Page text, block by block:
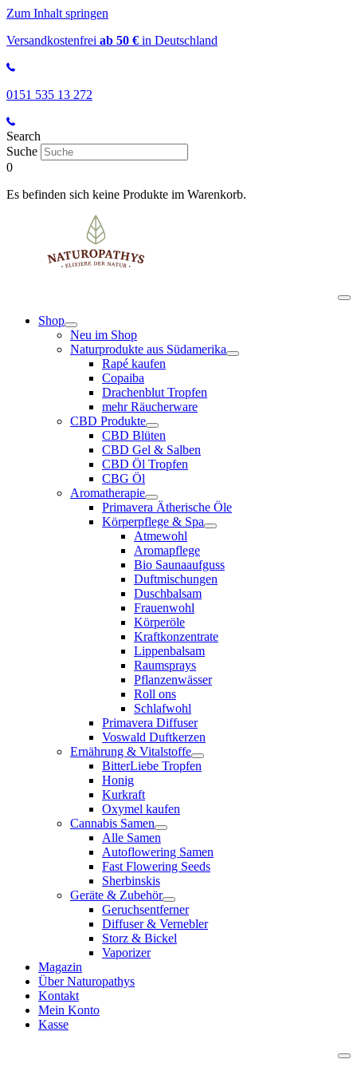
Zum Inhalt springen
Versandkostenfrei ab 50 € in Deutschland
0151 535 13 272
Search
Suche
0
Es befinden sich keine Produkte im Warenkorb.
Shop
Neu im Shop
Naturprodukte aus Südamerika
Rapé kaufen
Copaiba
Drachenblut Tropfen
mehr Räucherware
CBD Produkte
CBD Blüten
CBD Gel & Salben
CBD Öl Tropfen
CBG Öl
Aromatherapie
Primavera Ätherische Öle
Körperpflege & Spa
Atmewohl
Aromapflege
Bio Saunaaufguss
Duftmischungen
Duschbalsam
Frauenwohl
Körperöle
Kraftkonzentrate
Lippenbalsam
Raumsprays
Pflanzenwässer
Roll ons
Schlafwohl
Primavera Diffuser
Voswald Duftkerzen
Ernährung & Vitalstoffe
BitterLiebe Tropfen
Honig
Kurkraft
Oxymel kaufen
Cannabis Samen
Alle Samen
Autoflowering Samen
Fast Flowering Seeds
Sherbinskis
Geräte & Zubehör
Geruchsentferner
Diffuser & Vernebler
Storz & Bickel
Vaporizer
Magazin
Über Naturopathys
Kontakt
Mein Konto
Kasse